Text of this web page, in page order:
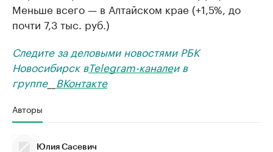
Меньше всего — в Алтайском крае (+1,5%, до
почти 7,3 тыс. руб.)
Следите за деловыми новостями РБК
Новосибирск вTelegram-каналеи в
группе__ ВКонтакте
Авторы
Юлия Сасевич